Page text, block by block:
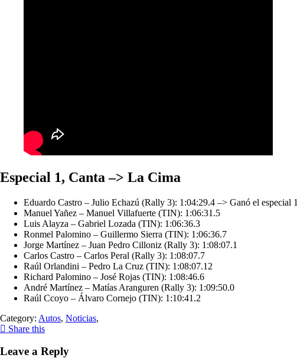
Especial 1, Canta –> La Cima
Eduardo Castro – Julio Echazú (Rally 3): 1:04:29.4 –> Ganó el especial 1
Manuel Yañez – Manuel Villafuerte (TIN): 1:06:31.5
Luis Alayza – Gabriel Lozada (TIN): 1:06:36.3
Ronmel Palomino – Guillermo Sierra (TIN): 1:06:36.7
Jorge Martínez – Juan Pedro Cilloniz (Rally 3): 1:08:07.1
Carlos Castro – Carlos Peral (Rally 3): 1:08:07.7
Raúl Orlandini – Pedro La Cruz (TIN): 1:08:07.12
Richard Palomino – José Rojas (TIN): 1:08:46.6
André Martínez – Matías Aranguren (Rally 3): 1:09:50.0
Raúl Ccoyo – Álvaro Cornejo (TIN): 1:10:41.2
Category: Autos, Noticias,
Share this
Leave a Reply